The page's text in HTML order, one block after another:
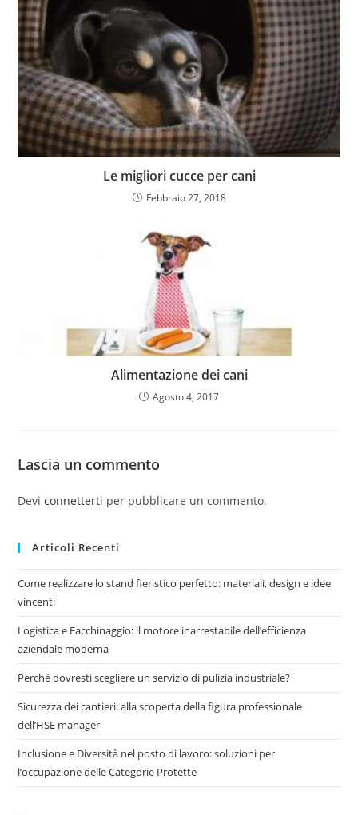
Le migliori cucce per cani
Febbraio 27, 2018
Alimentazione dei cani
Agosto 4, 2017
Lascia un commento
Deviconnetterti per pubblicare un commento.
Articoli Recenti
Come realizzare lo stand fieristico perfetto: materiali, design e idee
vincenti
Logistica e Facchinaggio: il motore inarrestabile dell’efficienza
aziendale moderna
Perché dovresti scegliere un servizio di pulizia industriale?
Sicurezza dei cantieri: alla scoperta della figura professionale
dell’HSE manager
Inclusione e Diversità nel posto di lavoro: soluzioni per
l’occupazione delle Categorie Protette